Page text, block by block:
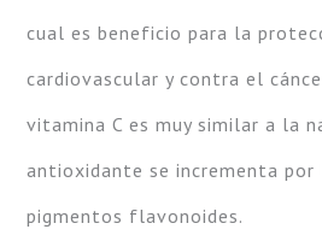
cual es beneficio para la
cardiovascular y contra el
vitamina C es muy similar a la
antioxidante se incrementa por
pigmentos flavonoides.